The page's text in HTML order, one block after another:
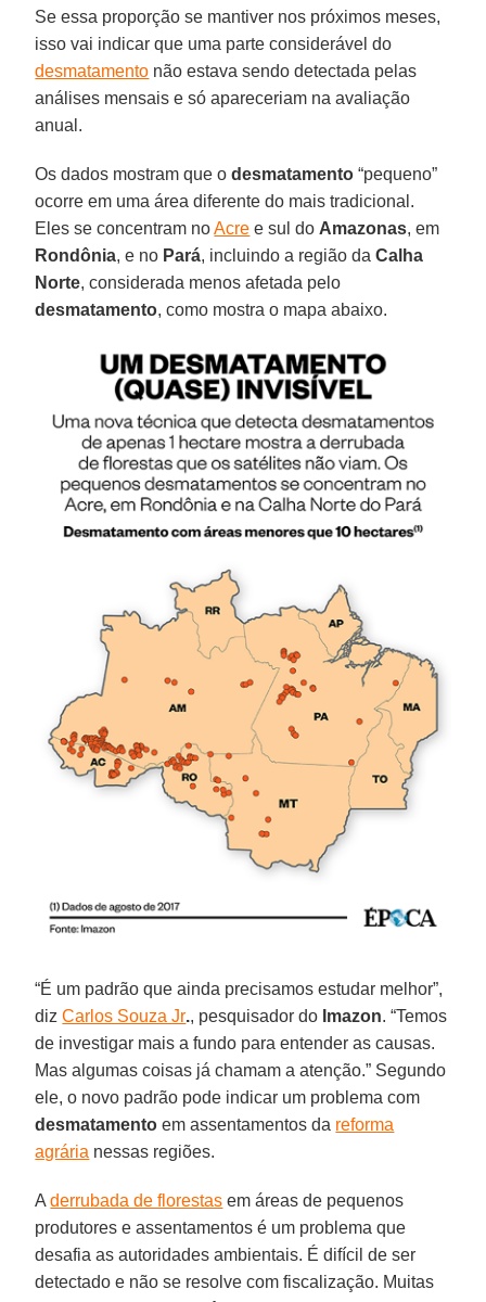
Se essa proporção se mantiver nos próximos meses,
isso vai indicar que uma parte considerável do
desmatamento não estava sendo detectada pelas
análises mensais e só apareceriam na avaliação
anual.
Os dados mostram que odesmatamento “pequeno”
ocorre em uma área diferente do mais tradicional.
Eles se concentram noAcre e sul do Amazonas, em
Rondônia, e no Pará, incluindo a região daCalha
Norte, considerada menos afetada pelo
desmatamento, como mostra o mapa abaixo.
“É um padrão que ainda precisamos estudar melhor”,
dizCarlos Souza Jr., pesquisador do Imazon. “Temos
de investigar mais a fundo para entender as causas.
Mas algumas coisas já chamam a atenção.” Segundo
ele, o novo padrão pode indicar um problema com
desmatamento em assentamentos da reforma
agrária nessas regiões.
Aderrubada de florestas em áreas de pequenos
produtores e assentamentos é um problema que
desafia as autoridades ambientais. É difícil de ser
detectado e não se resolve com fiscalização. Muitas